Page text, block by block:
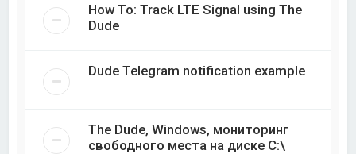
How To: Track LTE Signal using The
Dude
Dude Telegram notification example
The Dude, Windows, мониторинг
свободного места на диске C:\